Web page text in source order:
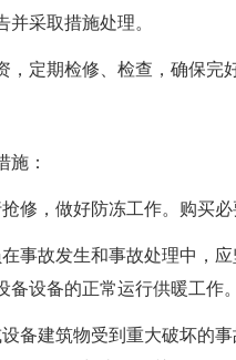
采取措施处理。
定期检修、检查，确保完好
：
，做好防冻工作。购买必
故发生和事故处理中，应
设备的正常运行供暖工作。
建筑物受到重大破坏的事